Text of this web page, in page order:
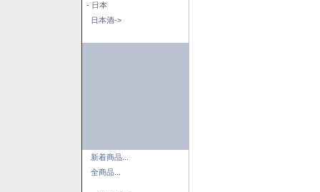
- 日本
日本酒->
新着商品...
全商品...